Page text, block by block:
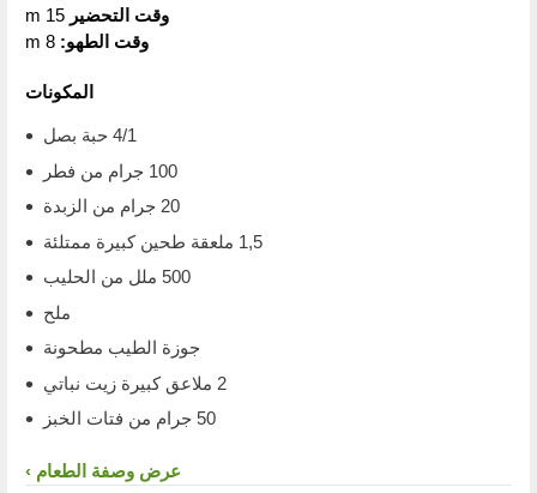
وقت التحضير15 m
وقت الطهو:8 m
المكونات
4/1 حبة بصل
100 جرام من فطر
20 جرام من الزبدة
1,5 ملعقة طحين كبيرة ممتلئة
500 ملل من الحليب
ملح
جوزة الطيب مطحونة
50 جرام من فتات الخبز
عرض وصفة الطعام